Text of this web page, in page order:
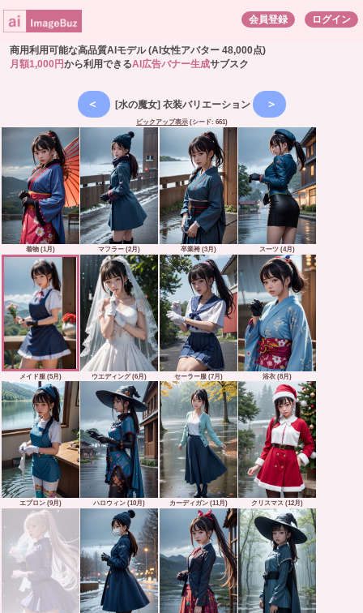
ログイン
会員登録
商用利用可能な高品質AIモデル (AI女性アバター 48,000点)
月額1,000円から利用できるAI広告バナー生成サブスク
[水の魔女] 衣装バリエーション
ピックアップ表示(シード: 661)
着物 (1月) マフラー (2月) 卒業袴 (3月) スーツ (4月)
メイド服 (5月) ウエディング (6月) セーラー服 (7月) 浴衣 (8月)
エプロン (9月) ハロウィン (10月) カーディガン (11月) クリスマス (12月)